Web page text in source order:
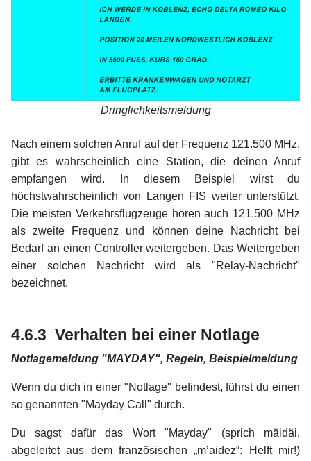
Dringlichkeitsmeldung
Nach einem solchen Anruf auf der Frequenz 121.500 MHz,
gibt es wahrscheinlich eine Station, die deinen Anruf
empfangen wird. In diesem Beispiel wirst du
höchstwahrscheinlich von Langen FIS weiter unterstützt.
Die meisten Verkehrsflugzeuge hören auch 121.500 MHz
als zweite Frequenz und können deine Nachricht bei
Bedarf an einen Controller weitergeben. Das Weitergeben
einer solchen Nachricht wird als "Relay-Nachricht"
bezeichnet.
4.6.3 Verhalten bei einer Notlage
Notlagemeldung "MAYDAY", Regeln, Beispielmeldung
Wenn du dich in einer "Notlage" befindest, führst du einen
so genannten "Mayday Call" durch.
Du sagst dafür das Wort "Mayday" (sprich mäidäi,
abgeleitet aus dem französischen „m’aidez“: Helft mir!)